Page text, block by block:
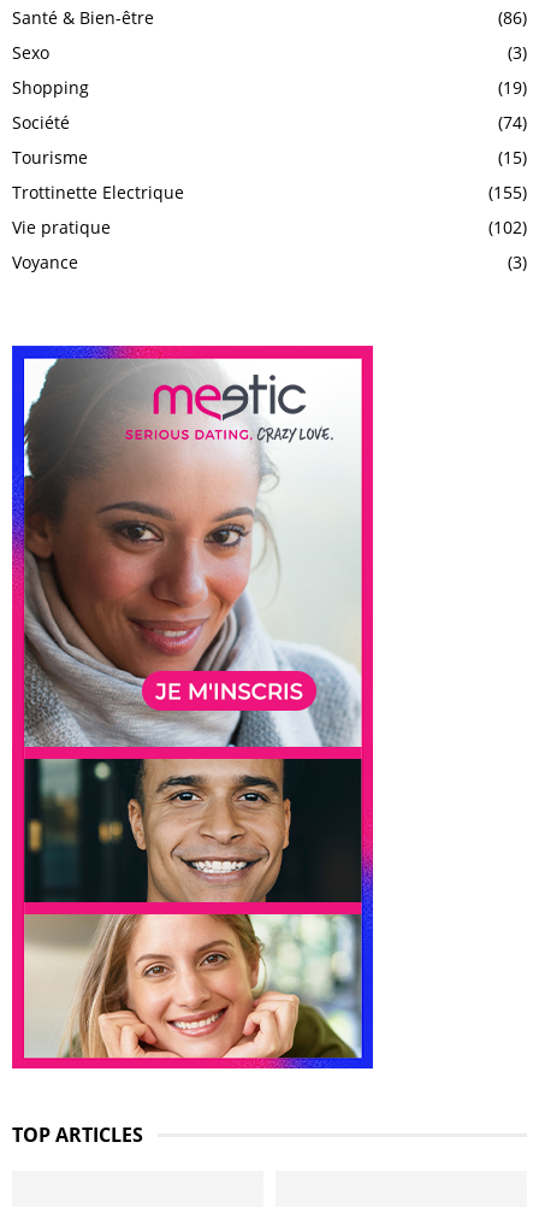
Santé & Bien-être
(86)
Sexo
(3)
Shopping
(19)
Société
(74)
Tourisme
(15)
Trottinette Electrique
(155)
Vie pratique
(102)
Voyance
(3)
TOP ARTICLES